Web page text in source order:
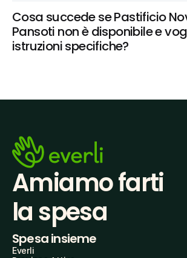
Cosa succede se Pastificio
Pansoti non è disponibile e
istruzioni specifiche?
Amiamo farti
la spesa
Spesa insieme
Everli